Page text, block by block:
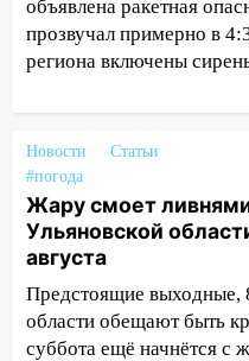
17:16 В
областной
ремонтируют
и проводят новое
16:35 В
девять бункеров
мусора
16:26 В
матч «Волги» под
объявлена ракетная
прозвучал примерно в
региона включены
Новости
Статьи
#погода
Жару смоет
Ульяновской
августа
Предстоящие выходные,
области обещают быть
суббота ещё начнётся с